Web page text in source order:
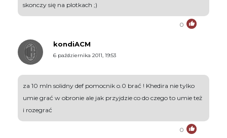
skonczy się na plotkach ;)
0
kondiACM
6 października 2011, 19:53
za 10 mln solidny def pomocnik o.0 brać ! Khedira nie tylko
umie grać w obronie ale jak przyjdzie co do czego to umie też
i rozegrać
0